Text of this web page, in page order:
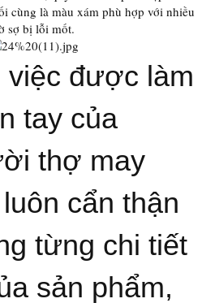
cùng là màu xám phù hợp với nhiều
sợ bị lỗi mốt.
việc được làm
tay của
thợ may
cẩn thận
từng chi tiết
sản phẩm,